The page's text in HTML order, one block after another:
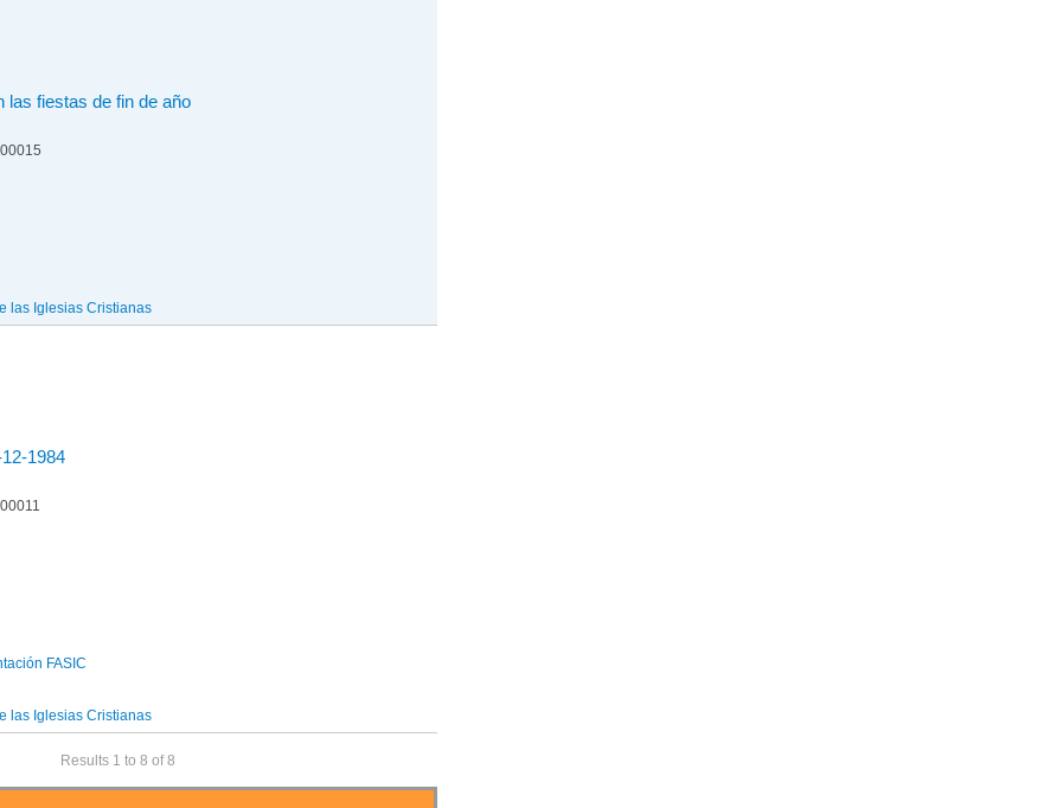
las fiestas de fin de año
las Iglesias Cristianas
1984
FASIC
las Iglesias Cristianas
Results 1 to 8 of 8